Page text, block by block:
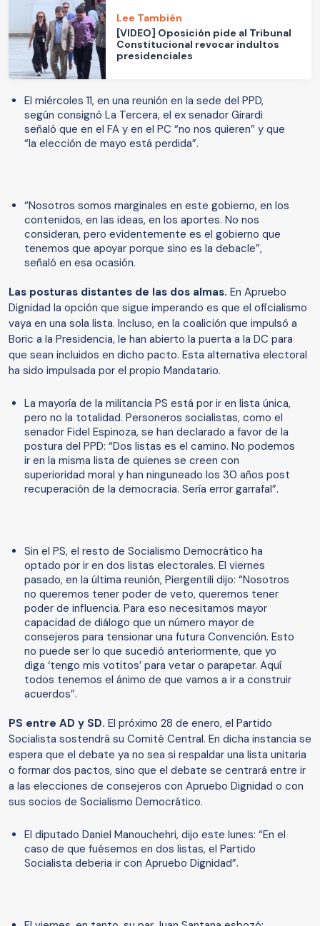
Lee También
[VIDEO] Oposición pide al Tribunal
Constitucional revocar indultos
presidenciales
El miércoles 11, en una reunión en la sede del PPD,
según consignó La Tercera, el ex senador Girardi
señaló que en el FA y en el PC “no nos quieren” y que
“la elección de mayo está perdida”.
“Nosotros somos marginales en este gobierno, en los
contenidos, en las ideas, en los aportes. No nos
consideran, pero evidentemente es el gobierno que
tenemos que apoyar porque sino es la debacle”,
señaló en esa ocasión.
Las posturas distantes de las dos almas. En Apruebo
Dignidad la opción que sigue imperando es que el oficialismo
vaya en una sola lista. Incluso, en la coalición que impulsó a
Boric a la Presidencia, le han abierto la puerta a la DC para
que sean incluidos en dicho pacto. Esta alternativa electoral
ha sido impulsada por el propio Mandatario.
La mayoría de la militancia PS está por ir en lista única,
pero no la totalidad. Personeros socialistas, como el
senador Fidel Espinoza, se han declarado a favor de la
postura del PPD: “Dos listas es el camino. No podemos
ir en la misma lista de quienes se creen con
superioridad moral y han ninguneado los 30 años post
recuperación de la democracia. Sería error garrafal”.
Sin el PS, el resto de Socialismo Democrático ha
optado por ir en dos listas electorales. El viernes
pasado, en la última reunión, Piergentili dijo: “Nosotros
no queremos tener poder de veto, queremos tener
poder de influencia. Para eso necesitamos mayor
capacidad de diálogo que un número mayor de
consejeros para tensionar una futura Convención. Esto
no puede ser lo que sucedió anteriormente, que yo
diga ‘tengo mis votitos’ para vetar o parapetar. Aquí
todos tenemos el ánimo de que vamos a ir a construir
acuerdos”.
PS entre AD y SD. El próximo 28 de enero, el Partido
Socialista sostendrá su Comité Central. En dicha instancia se
espera que el debate ya no sea si respaldar una lista unitaria
o formar dos pactos, sino que el debate se centrará entre ir
a las elecciones de consejeros con Apruebo Dignidad o con
sus socios de Socialismo Democrático.
El diputado Daniel Manouchehri, dijo este lunes: “En el
caso de que fuésemos en dos listas, el Partido
Socialista deberia ir con Apruebo Dignidad”.